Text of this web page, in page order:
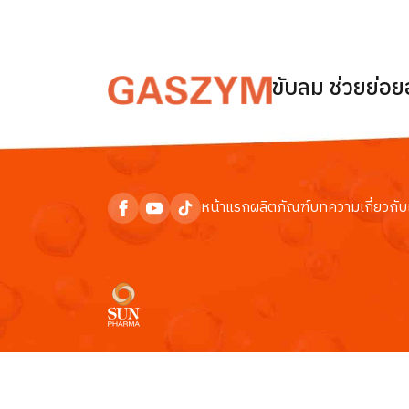
ขับลม ช่วยย่อ
หน้าแรกผลิตภัณฑ์บทความเกี่ยวกับ